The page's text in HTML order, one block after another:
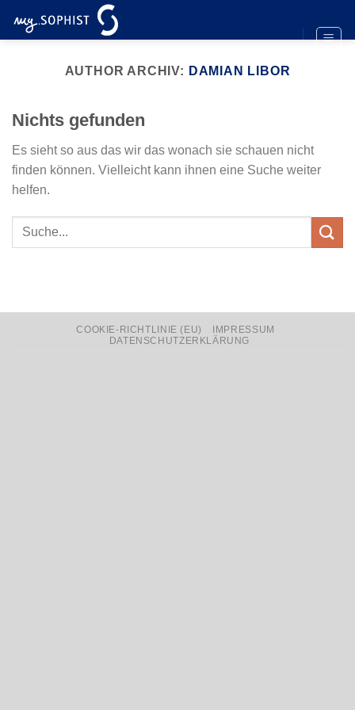
Inhalt
AUTHOR ARCHIV: DAMIAN LIBOR
Nichts gefunden
Es sieht so aus das wir das wonach sie schauen nicht
finden können. Vielleicht kann ihnen eine Suche weiter
helfen.
COOKIE-RICHTLINIE (EU)
IMPRESSUM
DATENSCHUTZERKLÄRUNG